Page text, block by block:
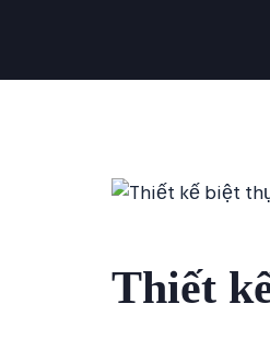
Thiết